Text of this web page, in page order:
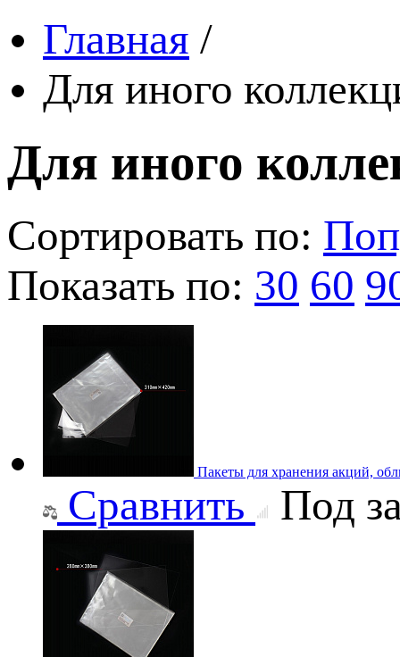
Главная /
Для иного
Для иного
Сортировать по:
Показать по: 30 60
Пакеты для хранения акций,
Сравнить Под